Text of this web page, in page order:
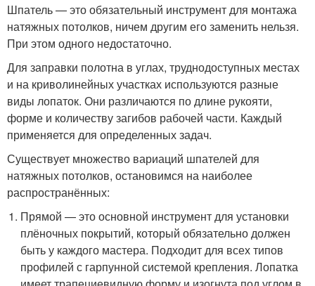
Шпатель — это обязательный инструмент для монтажа
натяжных потолков, ничем другим его заменить нельзя.
При этом одного недостаточно.
Для заправки полотна в углах, труднодоступных местах
и на криволинейных участках используются разные
виды лопаток. Они различаются по длине рукояти,
форме и количеству загибов рабочей части. Каждый
применяется для определенных задач.
Существует множество вариаций шпателей для
натяжных потолков, остановимся на наиболее
распространённых:
Прямой — это основной инструмент для установки
плёночных покрытий, который обязательно должен
быть у каждого мастера. Подходит для всех типов
профилей с гарпунной системой крепления. Лопатка